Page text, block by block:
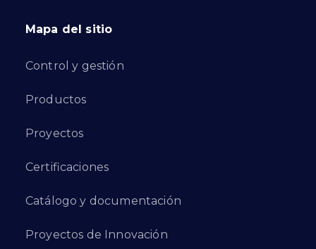
Mapa del sitio
Control y gestión
Productos
Proyectos
Certificaciones
Catálogo y documentación
Proyectos de Innovación